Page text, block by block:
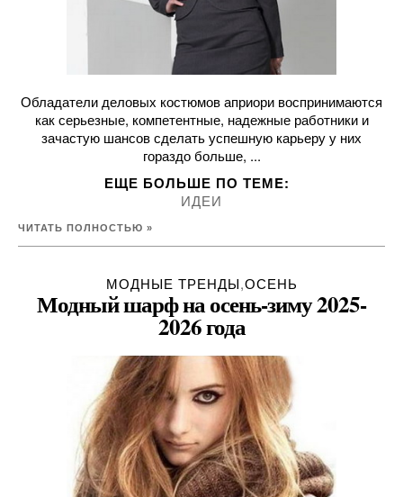
Обладатели деловых костюмов априори воспринимаются
как серьезные, компетентные, надежные работники и
зачастую шансов сделать успешную карьеру у них
гораздо больше, ...
ЕЩЕ БОЛЬШЕ ПО ТЕМE:
ИДЕИ
ЧИТАТЬ ПОЛНОСТЬЮ »
МОДНЫЕ ТРЕНДЫ,ОСЕНЬ
Модный шарф на осень-зиму 2025-
2026 года